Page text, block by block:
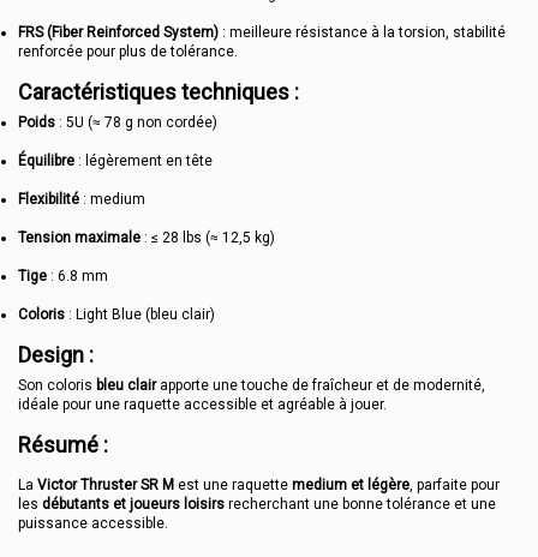
FRS (Fiber Reinforced System) : meilleure résistance à la torsion, stabilité
renforcée pour plus de tolérance.
Caractéristiques techniques :
Poids : 5U (≈ 78 g non cordée)
Équilibre : légèrement en tête
Flexibilité : medium
Tension maximale : ≤ 28 lbs (≈ 12,5 kg)
Tige : 6.8 mm
Coloris : Light Blue (bleu clair)
Design :
Son coloris bleu clairapporte une touche de fraîcheur et de modernité,
idéale pour une raquette accessible et agréable à jouer.
Résumé :
La Victor Thruster SR M est une raquette medium et légère, parfaite pour
les débutants et joueurs loisirs recherchant une bonne tolérance et une
puissance accessible.